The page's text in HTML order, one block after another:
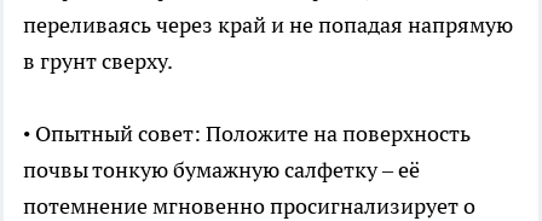
переливаясь через край и не попадая напрямую
в грунт сверху.
• Опытный совет: Положите на поверхность
почвы тонкую бумажную салфетку – её
потемнение мгновенно просигнализирует о